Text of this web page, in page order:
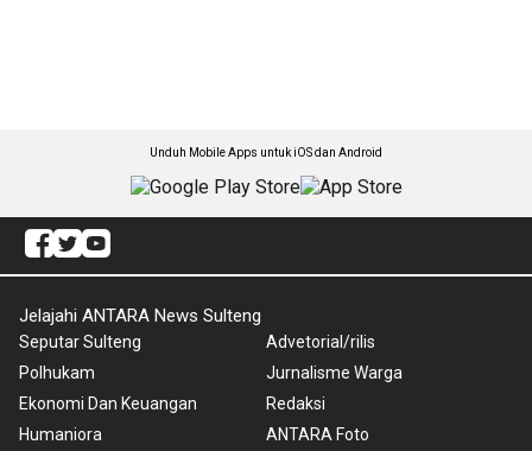
Unduh Mobile Apps untuk iOS dan Android
Jelajahi ANTARA News Sulteng
Seputar Sulteng
Polhukam
Ekonomi Dan Keuangan
Humaniora
Advetorial/rilis
Jurnalisme Warga
Redaksi
ANTARA Foto